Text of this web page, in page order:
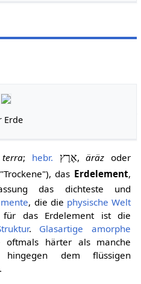
Erde
terra; hebr. אֶרֶץ,äräz oder
das Erdelement,
das dichteste und
, die die physische Welt
für das Erdelement ist die
. Glasartige
amorphe
oftmals härter als manche
dem flüssigen